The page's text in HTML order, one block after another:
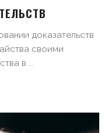
доказательств
своими
в ...